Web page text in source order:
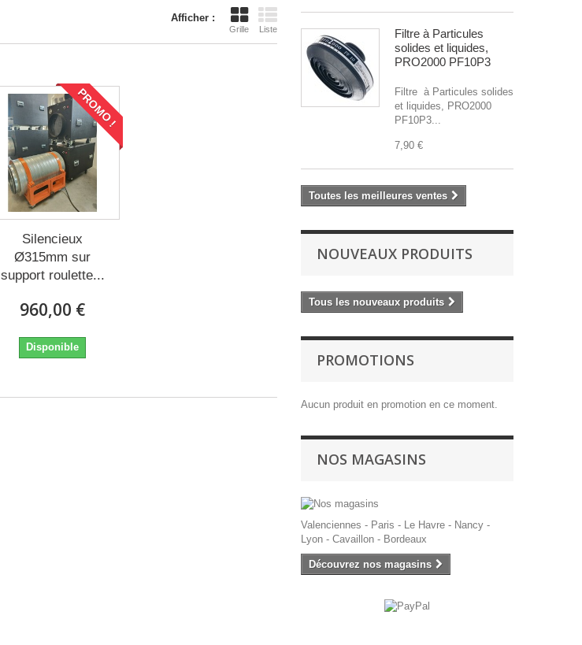
Afficher :
Grille Liste
PROMO !
Silencieux
Ø315mm sur
support roulette...
960,00 €
Disponible
Filtre à Particules
solides et liquides,
PRO2000 PF10P3
Filtre à Particules solides
et liquides, PRO2000
PF10P3...
7,90 €
Toutes les meilleures ventes
NOUVEAUX PRODUITS
Tous les nouveaux produits
PROMOTIONS
Aucun produit en promotion en ce moment.
NOS MAGASINS
Valenciennes - Paris - Le Havre - Nancy -
Lyon - Cavaillon - Bordeaux
Découvrez nos magasins